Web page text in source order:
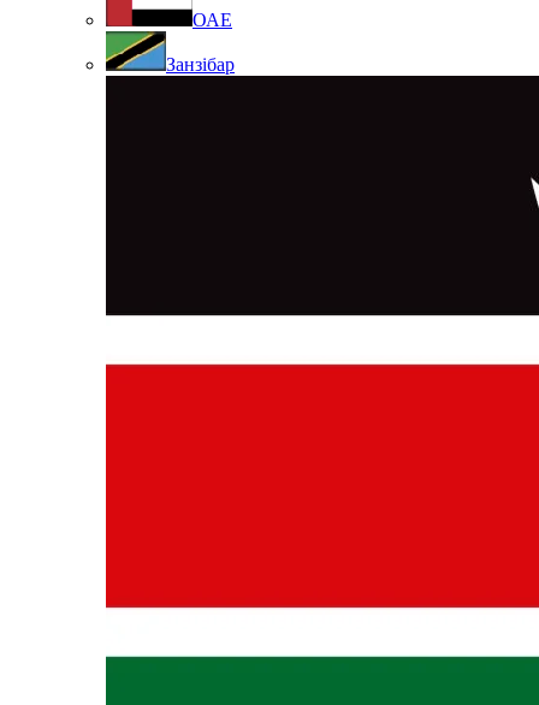
ОАЕ
Занзібар